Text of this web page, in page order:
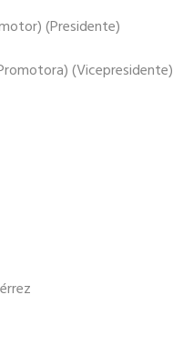
(Presidente)
(Vicepresidente)